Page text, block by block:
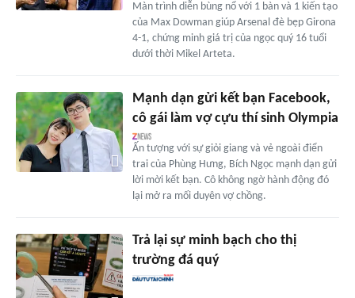
Màn trình diễn bùng nổ với 1 bàn và 1 kiến tạo
của Max Dowman giúp Arsenal đè bẹp Girona
4-1, chứng minh giá trị của ngọc quý 16 tuổi
dưới thời Mikel Arteta.
Mạnh dạn gửi kết bạn Facebook,
cô gái làm vợ cựu thí sinh Olympia
Ấn tượng với sự giỏi giang và vẻ ngoài điển
trai của Phùng Hưng, Bích Ngọc mạnh dạn gửi
lời mời kết bạn. Cô không ngờ hành động đó
lại mở ra mối duyên vợ chồng.
Trả lại sự minh bạch cho thị
trường đá quý